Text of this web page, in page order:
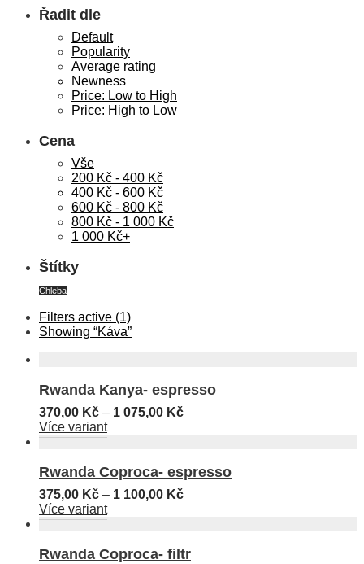
Řadit dle
Default
Popularity
Average rating
Newness
Price: Low to High
Price: High to Low
Cena
Vše
200 Kč - 400 Kč
400 Kč - 600 Kč
600 Kč - 800 Kč
800 Kč - 1 000 Kč
1 000 Kč+
Štítky
Chleba
Filters active (1)
Showing “Káva”
Rwanda Kanya- espresso
370,00 Kč – 1 075,00 Kč
Více variant
Rwanda Coproca- espresso
375,00 Kč – 1 100,00 Kč
Více variant
Rwanda Coproca- filtr